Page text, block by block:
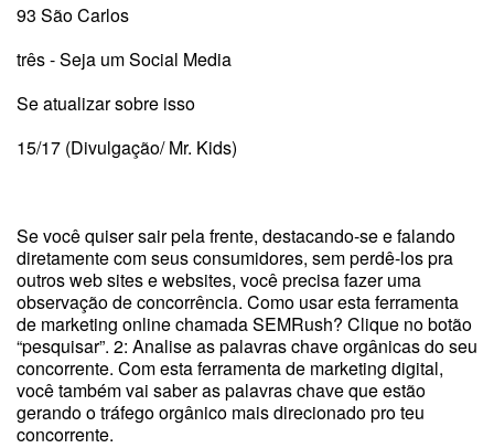
93 São Carlos
três - Seja um Social Media
Se atualizar sobre isso
15/17 (Divulgação/ Mr. Kids)
Se você quiser sair pela frente, destacando-se e falando
diretamente com seus consumidores, sem perdê-los pra
outros web sites e websites, você precisa fazer uma
observação de concorrência. Como usar esta ferramenta
de marketing online chamada SEMRush? Clique no botão
“pesquisar”. 2: Analise as palavras chave orgânicas do seu
concorrente. Com esta ferramenta de marketing digital,
você também vai saber as palavras chave que estão
gerando o tráfego orgânico mais direcionado pro teu
concorrente.